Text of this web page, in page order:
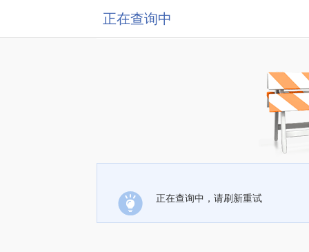
正在查询中
正在查询中，请刷新重试